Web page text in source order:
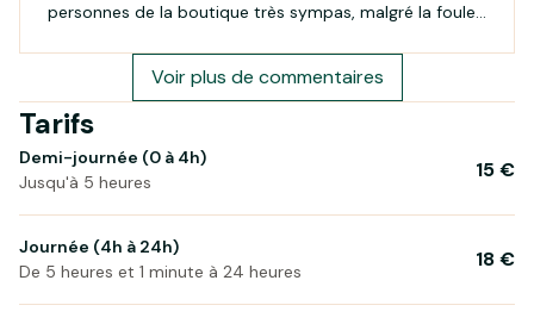
personnes de la boutique très sympas, malgré la foule
Voir plus de commentaires
Tarifs
Demi-journée (0 à 4h)
Jusqu'à 5 heures
15 €
Journée (4h à 24h)
De 5 heures et 1 minute à 24 heures
18 €